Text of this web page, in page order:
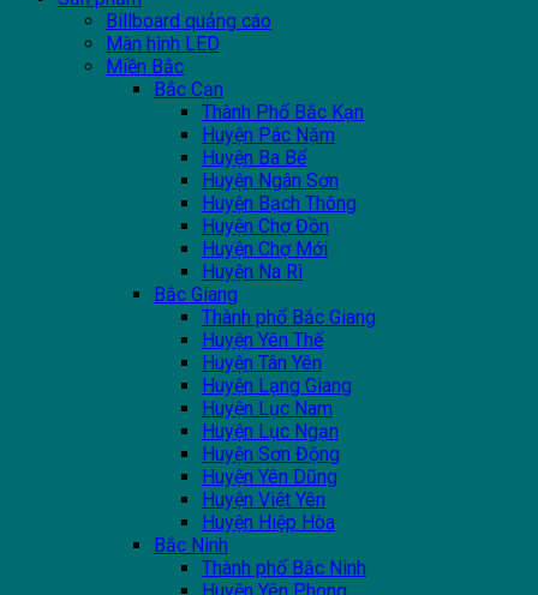
Billboard quảng cáo
Màn hình LED
Miền Bắc
Bắc Cạn
Thành Phố Bắc Kạn
Huyện Pác Nặm
Huyện Ba Bể
Huyện Ngân Sơn
Huyện Bạch Thông
Huyện Chợ Đồn
Huyện Chợ Mới
Huyện Na Rì
Bắc Giang
Thành phố Bắc Giang
Huyện Yên Thế
Huyện Tân Yên
Huyện Lạng Giang
Huyện Lục Nam
Huyện Lục Ngạn
Huyện Sơn Động
Huyện Yên Dũng
Huyện Việt Yên
Huyện Hiệp Hòa
Bắc Ninh
Thành phố Bắc Ninh